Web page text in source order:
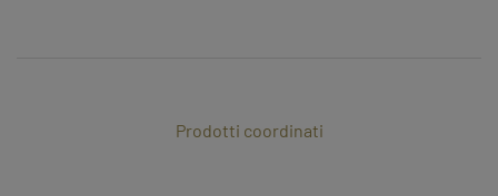
Prodotti coordinati